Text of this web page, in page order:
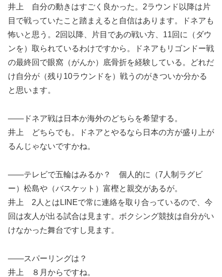
井上 自分の動きはすごく良かった。2ラウンド以降は片
目で戦っていたこと踏まえると自信はあります。ドネアも
怖いと思う。2回以降、片目であの戦い方、11回に（ダウ
ンを）取られているわけですから。ドネアもリゴンドー戦
の最終回で眼窩（がんか）底骨折を経験している。どれだ
け自分が（残り10ラウンドを）戦うのがきついか分かる
と思います。
――ドネア戦は日本か海外のどちらを希望する。
井上 どちらでも。ドネアとやるなら日本の方が盛り上が
るんじゃないですかね。
――テレビで五輪はみるか？ 個人的に（7人制ラグビ
ー）松島や（バスケット）富樫と親交があるが。
井上 2人とはLINEで常に連絡を取り合っているので、今
回は友人が出る試合は見ます。ボクシング競技は自分がい
けなかった舞台ですし見ます。
――スパーリングは？
井上 ８月からですね。